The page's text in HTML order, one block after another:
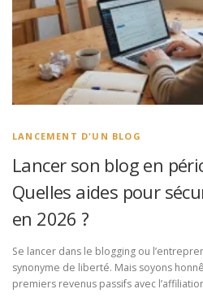
LANCEMENT D'UN BLOG
Lancer son blog en
Quelles aides pour
en 2026 ?
Se lancer dans le blogging ou
synonyme de liberté. Mais soyons
premiers revenus passifs avec